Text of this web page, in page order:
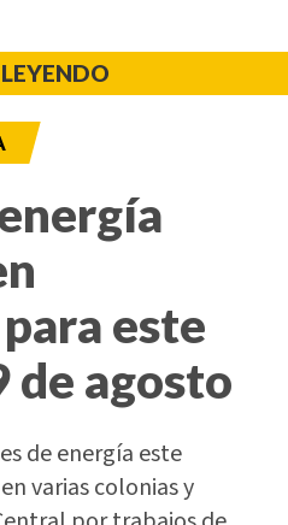
este
de agosto
de energía este
varias colonias y